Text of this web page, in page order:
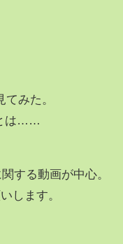
みた。
は……
する動画が中心。
します。